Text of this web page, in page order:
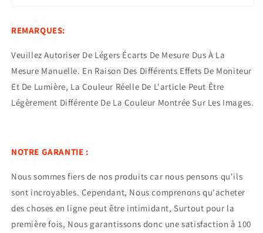
REMARQUES:
Veuillez Autoriser De Légers Écarts De Mesure Dus À La
Mesure Manuelle. En Raison Des Différents Effets De Moniteur
Et De Lumière, La Couleur Réelle De L'article Peut Être
Légèrement Différente De La Couleur Montrée Sur Les Images.
NOTRE GARANTIE :
Nous sommes fiers de nos produits car nous pensons qu'ils
sont incroyables. Cependant, Nous comprenons qu'acheter
des choses en ligne peut être intimidant, Surtout pour la
première fois, Nous garantissons donc une satisfaction à 100